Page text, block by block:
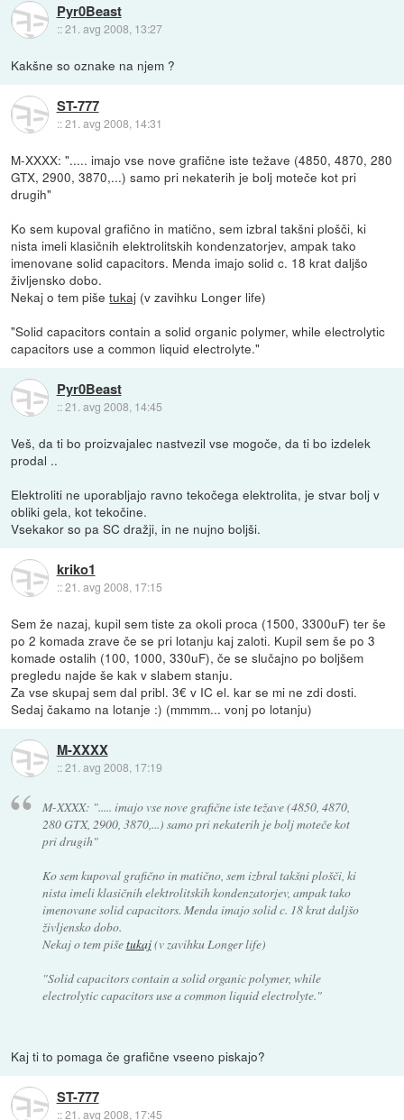
Pyr0Beast
::21. avg 2008, 13:27
Kakšne so oznake na njem ?
ST-777
::21. avg 2008, 14:31
M-XXXX: "..... imajo vse nove grafične iste težave (4850, 4870, 280
GTX, 2900, 3870,...) samo pri nekaterih je bolj moteče kot pri
drugih"
Ko sem kupoval grafično in matično, sem izbral takšni plošči, ki
nista imeli klasičnih elektrolitskih kondenzatorjev, ampak tako
imenovane solid capacitors. Menda imajo solid c. 18 krat daljšo
življensko dobo.
Nekaj o tem pišetukaj (v zavihku Longer life)
"Solid capacitors contain a solid organic polymer, while electrolytic
capacitors use a common liquid electrolyte."
Pyr0Beast
::21. avg 2008, 14:45
Veš, da ti bo proizvajalec nastvezil vse mogoče, da ti bo izdelek
prodal ..
Elektroliti ne uporabljajo ravno tekočega elektrolita, je stvar bolj v
obliki gela, kot tekočine.
Vsekakor so pa SC dražji, in ne nujno boljši.
kriko1
::21. avg 2008, 17:15
Sem že nazaj, kupil sem tiste za okoli proca (1500, 3300uF) ter še
po 2 komada zrave če se pri lotanju kaj zaloti. Kupil sem še po 3
komade ostalih (100, 1000, 330uF), če se slučajno po boljšem
pregledu najde še kak v slabem stanju.
Za vse skupaj sem dal pribl. 3€ v IC el. kar se mi ne zdi dosti.
Sedaj čakamo na lotanje :) (mmmm... vonj po lotanju)
M-XXXX
::21. avg 2008, 17:19
M-XXXX: "..... imajo vse nove grafične iste težave (4850, 4870,
280 GTX, 2900, 3870,...) samo pri nekaterih je bolj moteče kot
pri drugih"
Ko sem kupoval grafično in matično, sem izbral takšni plošči, ki
nista imeli klasičnih elektrolitskih kondenzatorjev, ampak tako
imenovane solid capacitors. Menda imajo solid c. 18 krat daljšo
življensko dobo.
Nekaj o tem pišetukaj(v zavihku Longer life)
"Solid capacitors contain a solid organic polymer, while
electrolytic capacitors use a common liquid electrolyte."
Kaj ti to pomaga če grafične vseeno piskajo?
ST-777
::21. avg 2008, 17:45